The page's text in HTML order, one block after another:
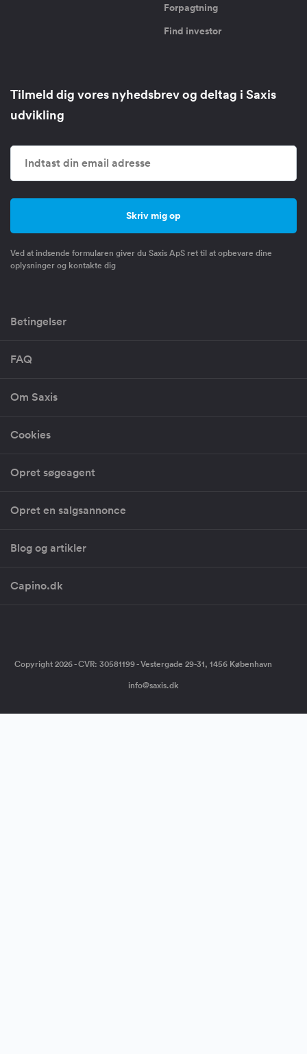
Forpagtning
Find investor
Tilmeld dig vores nyhedsbrev og deltag i Saxis
udvikling
Ved at indsende formularen giver du Saxis ApS ret til at opbevare dine
oplysninger og kontakte dig
Betingelser
FAQ
Om Saxis
Cookies
Opret søgeagent
Opret en salgsannonce
Blog og artikler
Capino.dk
Copyright 2026 - CVR: 30581199 - Vestergade 29-31, 1456 København
info@saxis.dk